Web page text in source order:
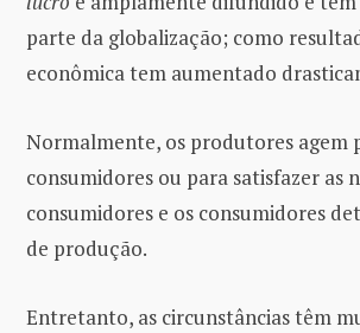
parte da globalização; como
econômica tem aumentado
Normalmente, os produtores agem
consumidores ou para satisfazer as
consumidores e os consumidores
de produção.
Entretanto, as circunstâncias têm